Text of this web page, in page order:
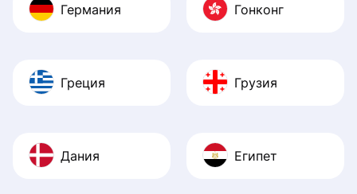
Германия Гонконг
Греция Грузия
Дания Египет